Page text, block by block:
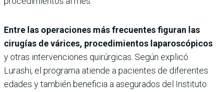
Entre las operaciones más frecuentes figuran las
cirugías de várices, procedimientos laparoscópicos
y otras intervenciones quirúrgicas. Según explicó
Lurashi, el programa atiende a pacientes de diferentes
edades y también beneficia a asegurados del Instituto